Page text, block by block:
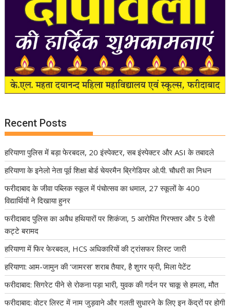
Recent Posts
हरियाणा पुलिस में बड़ा फेरबदल, 20 इंस्पेक्टर, सब इंस्पेक्टर और ASI के तबादले
हरियाणा के इनेलो नेता पूर्व शिक्षा बोर्ड चेयरमैन ब्रिगेडियर ओ.पी. चौधरी का निधन
फरीदाबाद के जीवा पब्लिक स्कूल में पंचोत्सव का धमाल, 27 स्कूलों के 400
विद्यार्थियों ने दिखाया हुनर
फरीदाबाद पुलिस का अवैध हथियारों पर शिकंजा, 5 आरोपित गिरफ्तार और 5 देसी
कट्टे बरामद
हरियाणा में फिर फेरबदल, HCS अधिकारियों की ट्रांसफर लिस्ट जारी
हरियाणा: आम-जामुन की ‘जामरस’ शराब तैयार, है शुगर फ्री, मिला पेटेंट
फरीदाबाद: सिगरेट पीने से रोकना पड़ा भारी, युवक की गर्दन पर चाकू से हमला, मौत
फरीदाबाद: वोटर लिस्ट में नाम जुड़वाने और गलती सुधारने के लिए इन केंद्रों पर होगी